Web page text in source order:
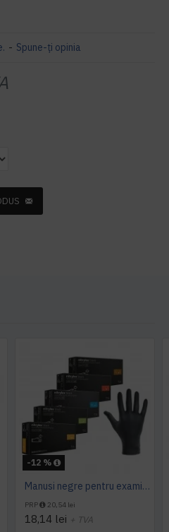
- Spune-ţi opinia
-12 %
Manusi negre pentru examinare si protectie Nitrylex, 100buc/set
PRP 20,54 lei
18,14 lei + TVA